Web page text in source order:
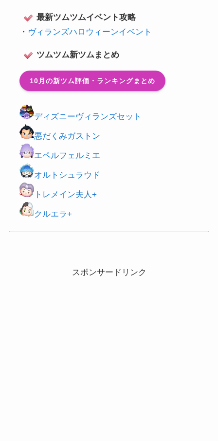
最新ツムツムイベント攻略
・ ヴィランズハロウィーンイベント
ツムツム新ツムまとめ
10月の新ツム評価・ランキングまとめ
ディズニーヴィランズセット
悪だくみガストン
エペルフェルミエ
オルトシュラウド
トレメイン夫人+
クルエラ+
スポンサードリンク